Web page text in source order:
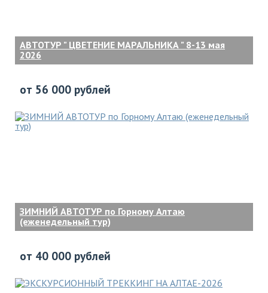
АВТОТУР " ЦВЕТЕНИЕ МАРАЛЬНИКА " 8-13 мая
2026
от 56 000 рублей
ЗИМНИЙ АВТОТУР по Горному Алтаю
(еженедельный тур)
от 40 000 рублей